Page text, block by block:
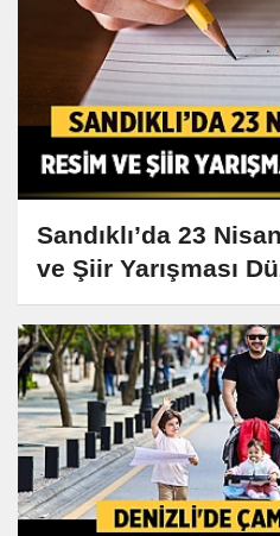
Sandıklı’da 23
ve Şiir Yarışması